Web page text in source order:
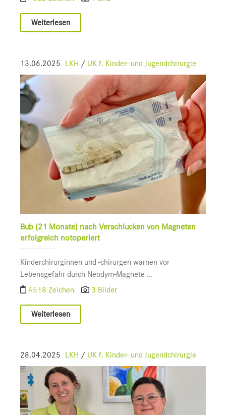
Weiterlesen
13.06.2025 LKH / UK f. Kinder- und Jugendchirurgie
Bub (21 Monate) nach Verschlucken von Magneten
erfolgreich notoperiert
Kinderchirurginnen und -chirurgen warnen vor
Lebensgefahr durch Neodym-Magnete ...
4518 Zeichen
3 Bilder
Weiterlesen
28.04.2025 LKH / UK f. Kinder- und Jugendchirurgie